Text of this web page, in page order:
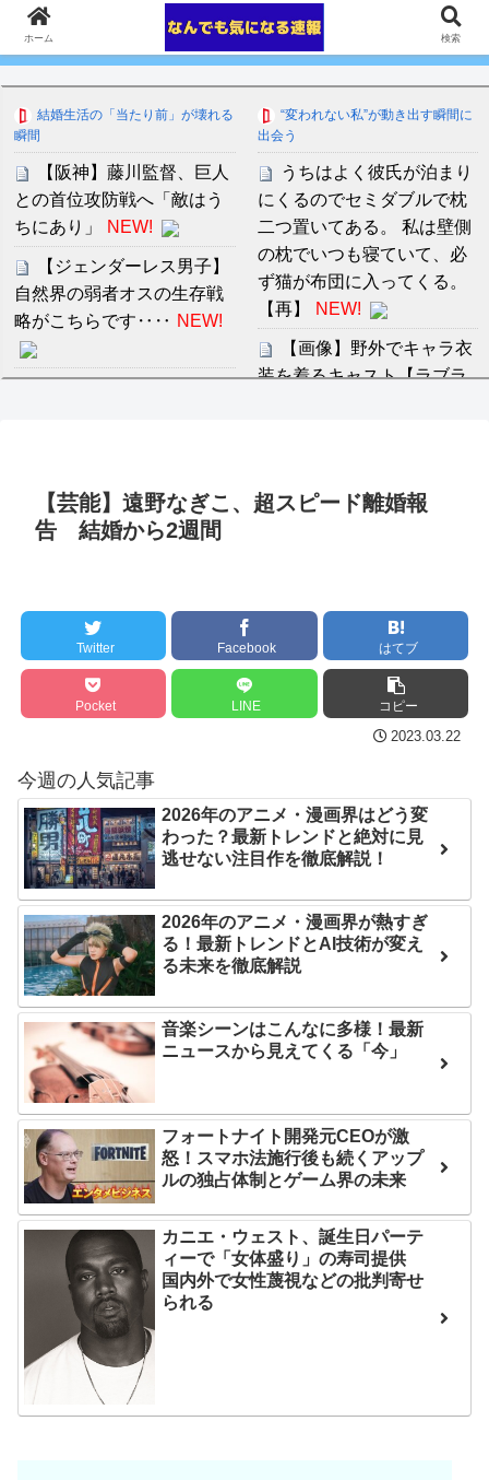
結婚生活の「当たり前」が壊れる
瞬間
【阪神】藤川監督、巨人
との首位攻防戦へ「敵はう
ちにあり」
NEW!
【ジェンダーレス男子】
自然界の弱者オスの生存戦
略がこちらです‥‥ NEW!
ヒカキンが「VIVANTハ
ラスメント」された！ 「T
NEW!
【画像】tuki.、お乳の始
NEW!
クレバテスⅡ-魔獣の王と
想：敵を探すよりトアの書
を餌に誘き出す作戦！
【画像】発達障害の子ど
もはこの絵の意味がすぐに
分からないらしい
日本が北朝鮮に辛勝し二
次予選3連勝も、海外ファン
は采配に辛辣「おそろしい
内容の後半」「今日の森保
はチキン」
七ツ森りり ご令嬢と召使
いの禁断の恋…1日だけ許さ
れた夫婦としての時間をひ
たすら愛し合う。
Powered by livedoor 相
互RSS
“変われない私”が動き出す瞬間に
出会う
うちはよく彼氏が泊まり
にくるのでセミダブルで枕
二つ置いてある。 私は壁側
の枕でいつも寝ていて、必
ず猫が布団に入ってくる。
【再】
NEW!
【画像】野外でキャラ衣
装を着るキャスト【ラブラ
セ・リーグ出塁回数ラン
Ｗ杯１次Ｌ敗退の韓国 議員
が「なぜ負けたのか？」ソ
ン・フンミン先発落ちは
「監督の報復」
ディズニーが「大課金時
代」に突入！アトラクショ
ンパスがどれもこれも1500
円の課金チケに
海外「日本よ、お前がナ
ンバーワンだ」 熊本地震直
に世界が衝撃
【第7話予告】水10ドラ
ンディなクリスマスイヴ
2/25(水)
36歳の彼女と結婚したい
から信じられない言葉が飛
び出した… 他
【芸能】遠野なぎこ、超スピード離婚報
告 結婚から2週間
Twitter Facebook はてブ
Pocket LINE コピー
2023.03.22
今週の人気記事
2026年のアニメ・漫画界はどう変
わった？最新トレンドと絶対に見
逃せない注目作を徹底解説！
2026年のアニメ・漫画界が熱すぎ
る！最新トレンドとAI技術が変え
る未来を徹底解説
音楽シーンはこんなに多様！最新
ニュースから見えてくる「今」
フォートナイト開発元CEOが激
怒！スマホ法施行後も続くアップ
ルの独占体制とゲーム界の未来
カニエ・ウェスト、誕生日パーテ
ィーで「女体盛り」の寿司提供
国内外で女性蔑視などの批判寄せ
られる
ホーム 検索